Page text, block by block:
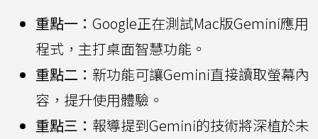
重點一： Google正在測試Mac版Gemini應用
程式，主打桌面智慧功能。
重點二： 新功能可讓Gemini直接讀取螢幕內
容，提升使用體驗。
重點三： 報導提到Gemini的技術將深植於未